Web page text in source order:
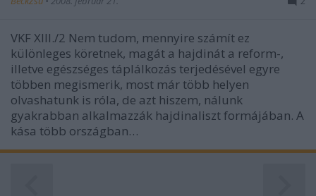
VKF XIII./2 Nem tudom, mennyire számít ez
különleges köretnek, magát a hajdinát a reform-,
illetve egészséges táplálkozás terjedésével egyre
többen megismerik, most már több helyen
olvashatunk is róla, de azt hiszem, nálunk
gyakrabban alkalmazzák hajdinaliszt formájában. A
kása több országban…